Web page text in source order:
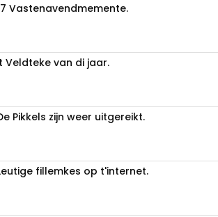
Vastenavendmemente.
Veldteke van di jaar.
Pikkels zijn weer uitgereikt.
fillemkes op t'internet.